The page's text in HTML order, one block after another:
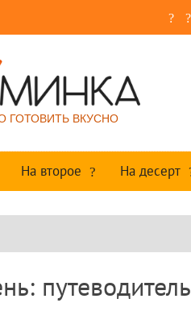
ГОТОВИТЬ ВКУСНО
На второе На десерт
путеводитель